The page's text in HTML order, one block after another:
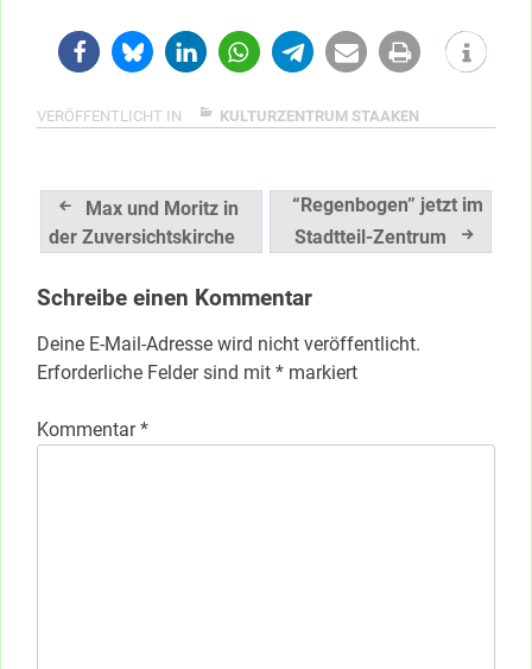
VERÖFFENTLICHT IN KULTURZENTRUM STAAKEN
Beitragsnavigation
Max und Moritz in
der Zuversichtskirche
“Regenbogen” jetzt im
Stadtteil-Zentrum
Schreibe einen Kommentar
Deine E-Mail-Adresse wird nicht veröffentlicht.
Erforderliche Felder sind mit * markiert
Kommentar*